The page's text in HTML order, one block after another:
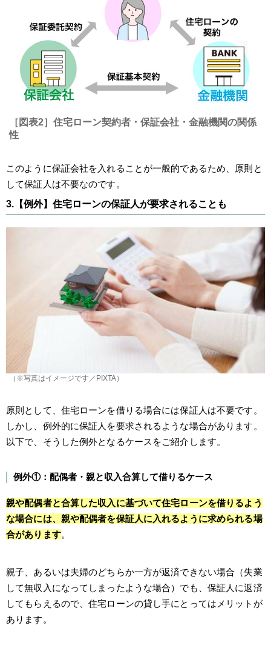
［図表2］住宅ローン契約者・保証会社・金融機関の関係
性
このように保証会社を入れることが一般的であるため、原則と
して保証人は不要なのです。
3.【例外】住宅ローンの保証人が要求されることも
（※写真はイメージです／PIXTA）
原則として、住宅ローンを借りる場合には保証人は不要です。
しかし、例外的に保証人を要求されるような場合があります。
以下で、そうした例外となるケースをご紹介します。
例外①：配偶者・親と収入合算して借りるケース
親や配偶者と合算した収入に基づいて住宅ローンを借りるよう
な場合には、親や配偶者を保証人に入れるように求められる場
合があります。
親子、あるいは夫婦のどちらか一方が返済できない場合（失業
して無収入になってしまったような場合）でも、保証人に返済
してもらえるので、住宅ローンの貸し手にとってはメリットが
あります。